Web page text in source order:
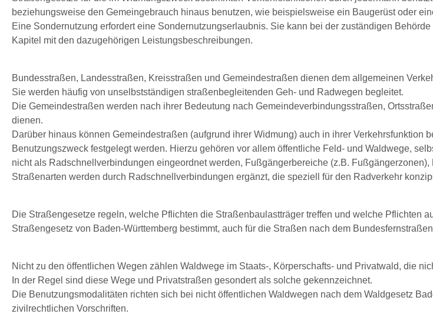
beziehungsweise den Gemeingebrauch hinaus benutzen, wie beispielsweise ein Baugerüst oder
Eine Sondernutzung erfordert eine Sondernutzungserlaubnis. Sie kann bei der zuständigen
Kapitel mit den dazugehörigen Leistungsbeschreibungen.
Bundesstraßen, Landesstraßen, Kreisstraßen und Gemeindestraßen dienen dem allgemeinen
Sie werden häufig von unselbstständigen straßenbegleitenden Geh- und Radwegen begleitet.
Die Gemeindestraßen werden nach ihrer Bedeutung nach Gemeindeverbindungsstraßen,
dienen.
Darüber hinaus können Gemeindestraßen (aufgrund ihrer Widmung) auch in ihrer Verkehrsfunktion
Benutzungszweck festgelegt werden. Hierzu gehören vor allem öffentliche Feld- und Waldwege,
nicht als Radschnellverbindungen eingeordnet werden, Fußgängerbereiche (z.B.
Straßenarten werden durch Radschnellverbindungen ergänzt, die speziell für den Radverkehr
Die Straßengesetze regeln, welche Pflichten die Straßenbaulastträger treffen und welche Pflichten
Straßengesetz von Baden-Württemberg bestimmt, auch für die Straßen nach dem
Nicht zu den öffentlichen Wegen zählen Waldwege im Staats-, Körperschafts- und Privatwald, die
In der Regel sind diese Wege und Privatstraßen gesondert als solche gekennzeichnet.
Die Benutzungsmodalitäten richten sich bei nicht öffentlichen Waldwegen nach dem Waldgesetz
zivilrechtlichen Vorschriften.